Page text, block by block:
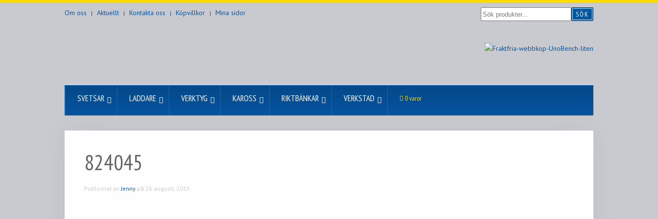
Om oss Aktuellt Kontakta oss Köpvillkor Mina sidor
Sök
produkter...
SÖK
SVETSAR LADDARE VERKTYG KAROSS RIKTBÄNKAR VERKSTAD 0 varor
824045
Publicerat avJenny på 26 augusti, 2015 .